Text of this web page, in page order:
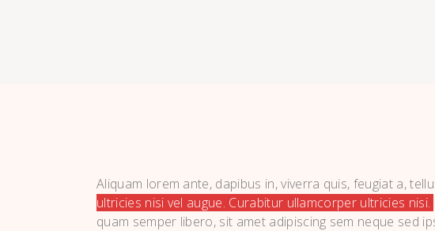
Aliquam lorem ante, dapibus in, viverra quis, feugiat a,
ultricies nisi vel augue. Curabitur ullamcorper ultricies nisi.
quam semper libero, sit amet adipiscing sem neque sed